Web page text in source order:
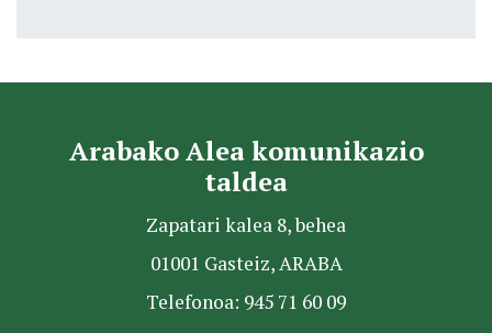
Arabako Alea komunikazio
taldea
Zapatari kalea 8, behea
01001 Gasteiz, ARABA
Telefonoa: 945 71 60 09